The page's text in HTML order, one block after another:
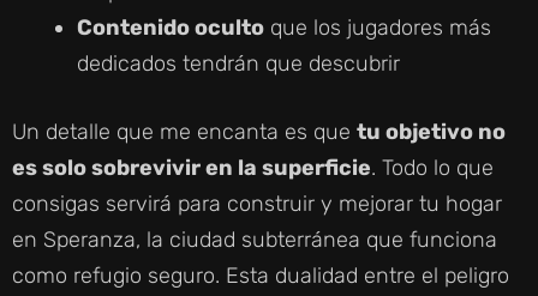
Contenido oculto que los jugadores más
dedicados tendrán que descubrir
Un detalle que me encanta es que tu objetivo no
es solo sobrevivir en la superficie. Todo lo que
consigas servirá para construir y mejorar tu hogar
en Speranza, la ciudad subterránea que funciona
como refugio seguro. Esta dualidad entre el peligro